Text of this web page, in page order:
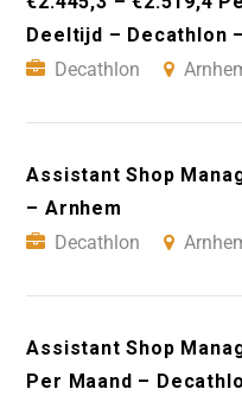
Deeltijd – Decathlon
Decathlon
Assistant Shop
– Arnhem
Decathlon
Assistant Shop
Per Maand –